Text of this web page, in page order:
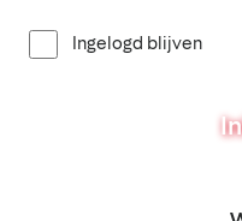
Ingelogd blijven